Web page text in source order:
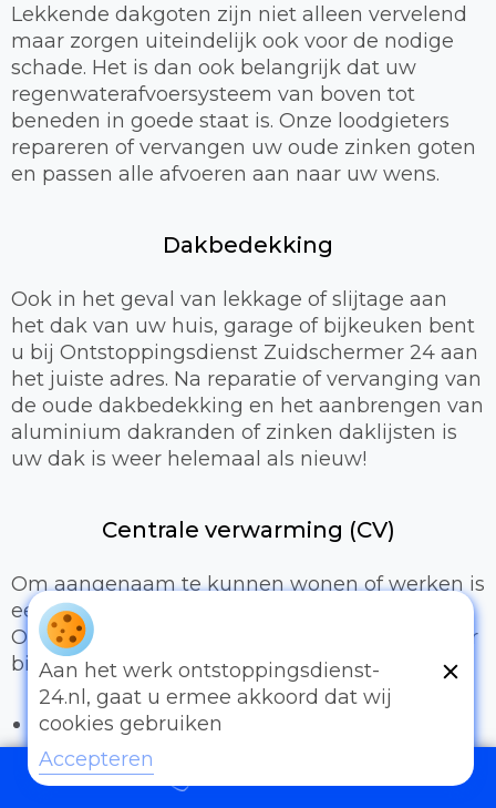
Lekkende dakgoten zijn niet alleen vervelend
maar zorgen uiteindelijk ook voor de nodige
schade. Het is dan ook belangrijk dat uw
regenwaterafvoersysteem van boven tot
beneden in goede staat is. Onze loodgieters
repareren of vervangen uw oude zinken goten
en passen alle afvoeren aan naar uw wens.
Dakbedekking
Ook in het geval van lekkage of slijtage aan
het dak van uw huis, garage of bijkeuken bent
u bij Ontstoppingsdienst Zuidschermer 24 aan
het juiste adres. Na reparatie of vervanging van
de oude dakbedekking en het aanbrengen van
aluminium dakranden of zinken daklijsten is
uw dak is weer helemaal als nieuw!
Centrale verwarming (CV)
Om aangenaam te kunnen wonen of werken is
een prettig binnenklimaat van groot belang.
Onze loodgieters kunnen hiervoor zorgen door
bijvoorbeeld:
Het uitbreiden of compleet installeren van
een cv-installatie
Vervangen van radiatoren/radiatorkranen
Aan het werk ontstoppingsdienst-
24.nl, gaat u ermee akkoord dat wij
cookies gebruiken
Accepteren